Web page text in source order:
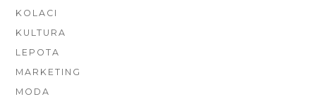
KOLACI
KULTURA
LEPOTA
MARKETING
MODA